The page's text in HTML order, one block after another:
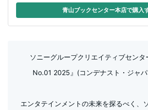
青山ブックセンター本店で購入
ソニーグループクリエイティブセンタ
No.01 2025』(コンデナスト・ジャパ
エンタテインメントの未来を探るべく、